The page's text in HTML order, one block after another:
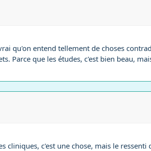
qu'on entend tellement de choses
Parce que les études, c'est bien beau,
cliniques, c'est une chose, mais le